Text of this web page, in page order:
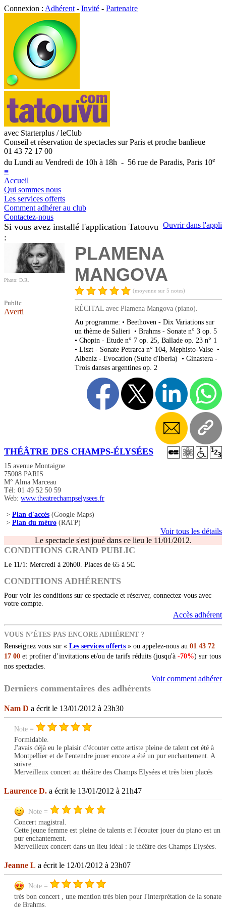
Connexion : Adhérent - Invité - Partenaire
avec Starterplus / leClub
Conseil et réservation de spectacles sur Paris et proche banlieue
01 43 72 17 00
du Lundi au Vendredi de 10h à 18h - 56 rue de Paradis, Paris 10e
≡
Accueil
Qui sommes nous
Les services offerts
Comment adhérer au club
Contactez-nous
Ouvrir dans l'appli
Si vous avez installé l'application Tatouvu
:
Photo: D.R.
Public
Averti
PLAMENA
MANGOVA
(moyenne sur 5 notes)
RÉCITAL avec Plamena Mangova (piano).
Au programme: • Beethoven - Dix Variations sur
un thème de Salieri • Brahms - Sonate n° 3 op. 5
• Chopin - Etude n° 7 op. 25, Ballade op. 23 n° 1
• Liszt - Sonate Petrarca n° 104, Mephisto-Valse •
Albeniz - Evocation (Suite d'Iberia) • Ginastera -
Trois danses argentines op. 2
THÉÂTRE DES CHAMPS-ÉLYSÉES
15 avenue Montaigne
75008 PARIS
M° Alma Marceau
Tél: 01 49 52 50 59
Web: www.theatrechampselysees.fr
> Plan d'accès (Google Maps)
> Plan du métro (RATP)
Voir tous les détails
Le spectacle s'est joué dans ce lieu le 11/01/2012.
CONDITIONS GRAND PUBLIC
Le 11/1: Mercredi à 20h00. Places de 65 à 5€.
CONDITIONS ADHÉRENTS
Pour voir les conditions sur ce spectacle et réserver, connectez-vous avec
votre compte.
Accès adhérent
VOUS N’ÊTES PAS ENCORE ADHÉRENT ?
Renseignez vous sur « Les services offerts » ou appelez-nous au 01 43 72
17 00 et profiter d’invitations et/ou de tarifs réduits (jusqu'à -70%) sur tous
nos spectacles.
Voir comment adhérer
Derniers commentaires des adhérents
Nam D a écrit le 13/01/2012 à 23h30
Note =
Formidable.
J'avais déjà eu le plaisir d'écouter cette artiste pleine de talent cet été à
Montpellier et de l'entendre jouer encore a été un pur enchantement. A
suivre...
Merveilleux concert au théâtre des Champs Elysées et très bien placés
Laurence D. a écrit le 13/01/2012 à 21h47
Note =
Concert magistral.
Cette jeune femme est pleine de talents et l'écouter jouer du piano est un
pur enchantement.
Merveilleux concert dans un lieu idéal : le théâtre des Champs Elysées.
Jeanne L a écrit le 12/01/2012 à 23h07
Note =
très bon concert , une mention très bien pour l'interprétation de la sonate
de Brahms.